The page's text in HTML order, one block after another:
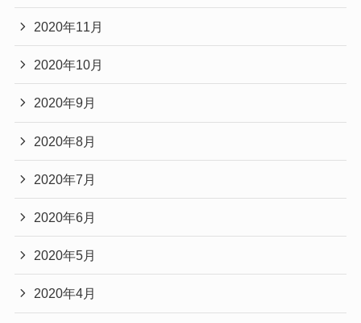
2020年11月
2020年10月
2020年9月
2020年8月
2020年7月
2020年6月
2020年5月
2020年4月